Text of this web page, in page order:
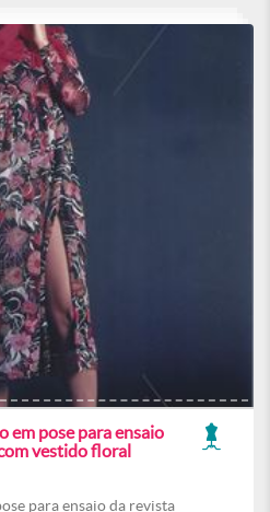
em pose para ensaio
vestido floral
para ensaio da revista